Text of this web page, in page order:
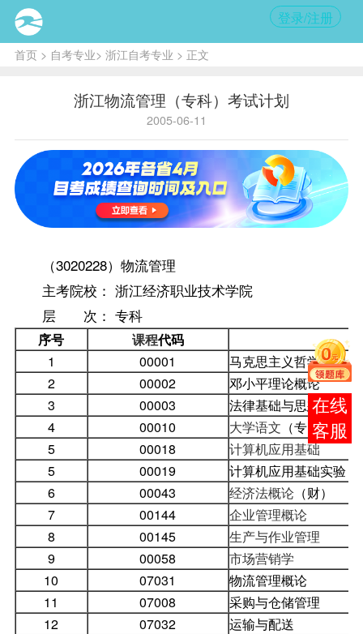
登录/注册
首页> 自考专业> 浙江自考专业 > 正文
浙江物流管理（专科）考试计划
2005-06-11
（3020228）物流管理
主考院校： 浙江经济职业技术学院
层 次： 专科
序号 课程代码
1
00001
马克思主义哲学原理
2
00002
邓小平理论概论
3
00003
法律基础与思想道德修
4
00010 大学语文 （专）
5
00018
计算机应用基础
5
00019
计算机应用基础实验
6
00043 经济法概论（财）
7
00144
企业管理概论
8
00145
生产与作业管理
9
00058
市场营销学
10
07031
物流管理概论
11
07008
采购与仓储管理
12
07032
运输与配送
报考
咨询